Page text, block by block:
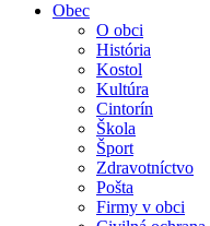
Obec
O obci
História
Kostol
Kultúra
Cintorín
Škola
Šport
Zdravotníctvo
Pošta
Firmy v obci